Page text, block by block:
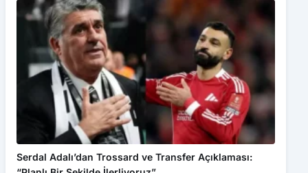
Serdal Adalı’dan Trossard ve Transfer Açıklaması: